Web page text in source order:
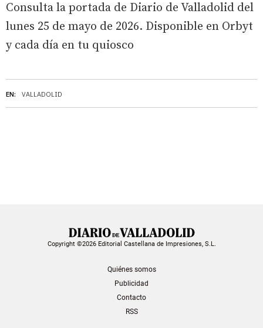
EN: VALLADOLID
Consulta la portada de Diario de Valladolid del
lunes 25 de mayo de 2026. Disponible en Orbyt
y cada día en tu quiosco
Copyright ©2026 Editorial Castellana de Impresiones, S.L.
Quiénes somos
Publicidad
Contacto
RSS